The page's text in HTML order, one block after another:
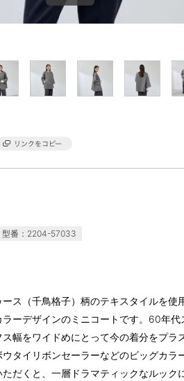
型番：2204-57033
ス（千鳥格子）柄のテキスタイルを使
ーデザインのミニコートです。60年代
幅をワイドめにとって今の着分をプラ
タイリボンセーラーなどのビッグカラ
だくと、一層ドラマティックなルック